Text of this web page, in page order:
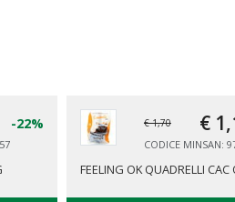
-22% € 1,70 € 1,
CODICE MINSAN:
FEELING OK QUADRELLI CAC